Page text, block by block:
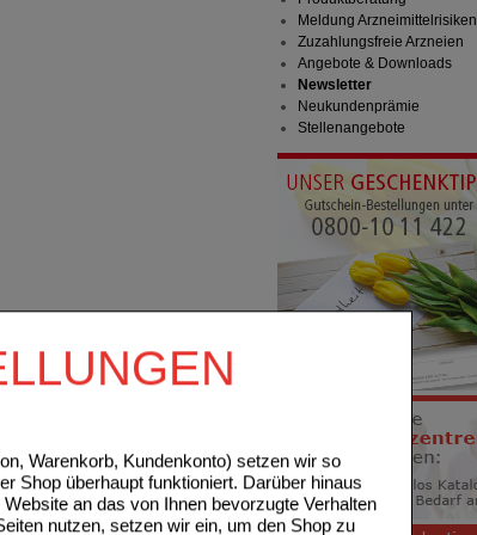
Warenkorb, Kundenkonto) setzen wir so
Shop überhaupt funktioniert. Darüber hinaus
an das von Ihnen bevorzugte Verhalten
nutzen, setzen wir ein, um den Shop zu
Meldung Arzneimittelrisiken
Zuzahlungsfreie Arzneien
Angebote & Downloads
Newsletter
Neukundenprämie
Stellenangebote